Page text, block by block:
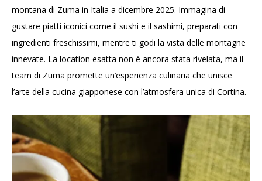
montana di Zuma in Italia a dicembre 2025. Immagina di
gustare piatti iconici come il sushi e il sashimi, preparati con
ingredienti freschissimi, mentre ti godi la vista delle montagne
innevate. La location esatta non è ancora stata rivelata, ma il
team di Zuma promette un’esperienza culinaria che unisce
l’arte della cucina giapponese con l’atmosfera unica di Cortina.